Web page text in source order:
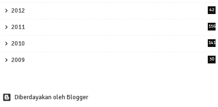
2012 42
2011 156
2010 141
2009 30
Diberdayakan oleh Blogger